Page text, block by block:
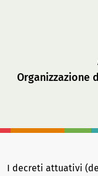
Organizzazione
I decreti attuativi